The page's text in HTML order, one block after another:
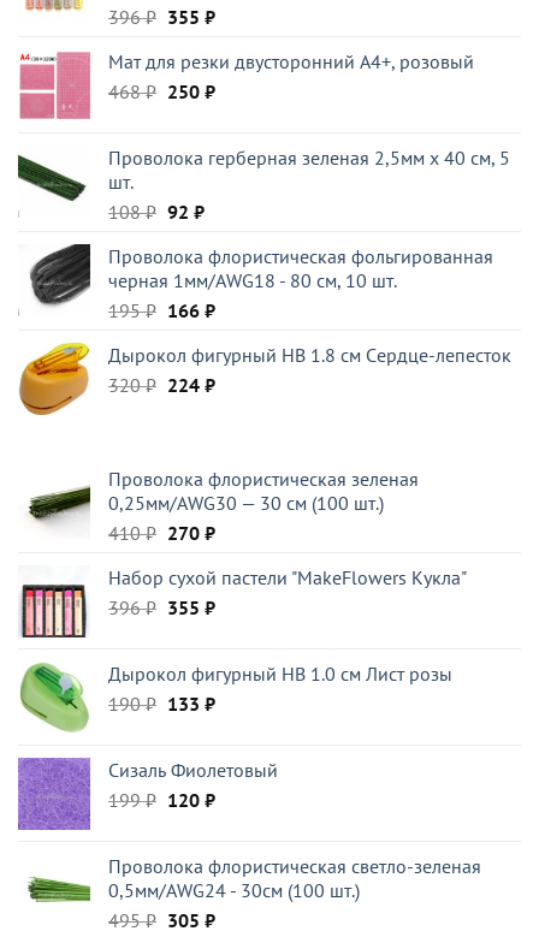
396₽ Первоначальная
составляла
396 ₽.
355 ₽Текущая
355 ₽.
Мат для резки двусторонний А4+, розовый
468₽ Первоначальная
468 ₽.
250 ₽Текущая
Проволока герберная зеленая 2,5мм x 40 см, 5
шт.
108₽ Первоначальная
составляла
108 ₽.
92 ₽Текущая
92 ₽.
Проволока флористическая фольгированная
черная 1мм/AWG18 - 80 см, 10 шт.
195₽ Первоначальная
составляла
195 ₽.
166 ₽Текущая
166 ₽.
Дырокол фигурный HB 1.8 см Cердце-лепесток
320₽ Первоначальная
224 ₽Текущая
Проволока флористическая зеленая
0,25мм/AWG30 — 30 см (100 шт.)
410₽ Первоначальная
составляла
410 ₽.
270 ₽Текущая
270 ₽.
Набор сухой пастели "MakeFlowers Кукла"
396₽ Первоначальная
396 ₽.
355 ₽Текущая
Дырокол фигурный HB 1.0 см Лист розы
190₽ Первоначальная
190 ₽.
133 ₽Текущая
Сизаль Фиолетовый
199₽ Первоначальная
199 ₽.
120 ₽Текущая
Проволока флористическая светло-зеленая
0,5мм/AWG24 - 30см (100 шт.)
495₽ Первоначальная
305 ₽Текущая